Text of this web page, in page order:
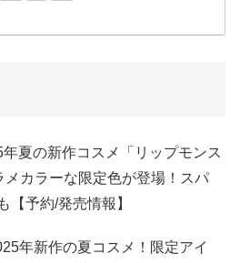
年夏の新作コスメ「リップモンス
メカラーな限定色が登場！スパ
【予約/発売情報】
年新作の夏コスメ！限定アイ